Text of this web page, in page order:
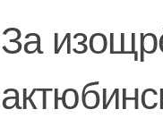
За